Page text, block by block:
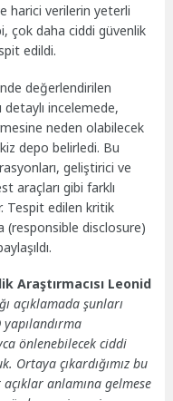
harici verilerin yeterli
çok daha ciddi güvenlik
edildi.
değerlendirilen
detaylı incelemede,
neden olabilecek
depo belirledi. Bu
geliştirici ve
araçları gibi farklı
Tespit edilen kritik
(responsible disclosure)
Araştırmacısı Leonid
açıklamada şunları
önlenebilecek ciddi
Ortaya çıkardığımız bu
anlamına gelmese